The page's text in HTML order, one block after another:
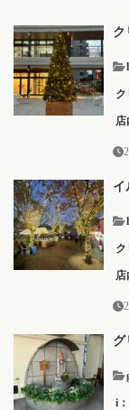
ク
店
イ
店
グ
i